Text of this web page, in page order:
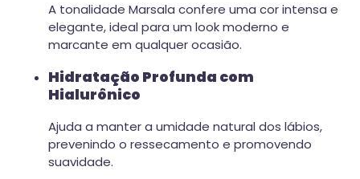
A tonalidade Marsala confere uma cor intensa e
elegante, ideal para um look moderno e
marcante em qualquer ocasião.
Hidratação Profunda com
Hialurônico
Ajuda a manter a umidade natural dos lábios,
prevenindo o ressecamento e promovendo
suavidade.